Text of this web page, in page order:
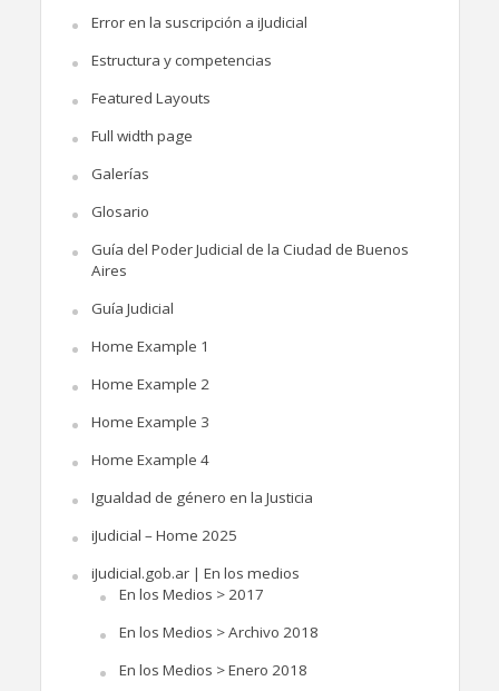
Error en la suscripción a iJudicial
Estructura y competencias
Featured Layouts
Full width page
Galerías
Glosario
Guía del Poder Judicial de la Ciudad de Buenos
Aires
Guía Judicial
Home Example 1
Home Example 2
Home Example 3
Home Example 4
Igualdad de género en la Justicia
iJudicial – Home 2025
iJudicial.gob.ar | En los medios
En los Medios > 2017
En los Medios > Archivo 2018
En los Medios > Enero 2018